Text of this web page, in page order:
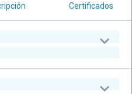
Certificados